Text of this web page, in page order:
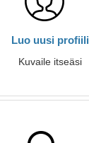
Luo uusi profiili
Kuvaile itseäsi